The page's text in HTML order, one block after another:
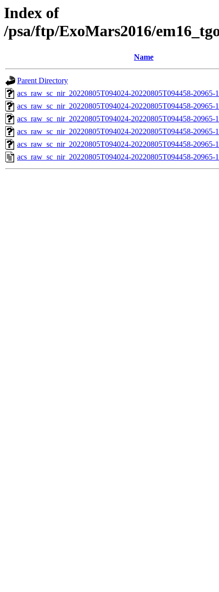
Index of
/psa/ftp/ExoMars2016/
Name
Parent Directory
acs_raw_sc_nir_20220805T094024-20220805T094458-
acs_raw_sc_nir_20220805T094024-20220805T094458-20965-
acs_raw_sc_nir_20220805T094024-20220805T094458-20965-
acs_raw_sc_nir_20220805T094024-20220805T094458-20965-
acs_raw_sc_nir_20220805T094024-20220805T094458-20965-
acs_raw_sc_nir_20220805T094024-20220805T094458-20965-